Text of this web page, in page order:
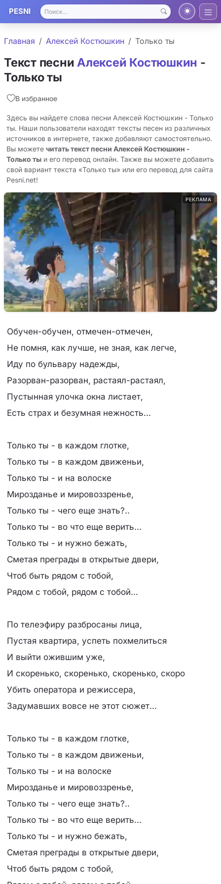
PESNI
Главная Алексей Костюшкин Только ты
Текст песни Алексей Костюшкин -
Только ты
В избранное
Здесь вы найдете слова песни Алексей Костюшкин - Только
ты. Наши пользователи находят тексты песен из различных
источников в интернете, также добавляют самостоятельно.
Вы можете читать текст песни Алексей Костюшкин -
Только ты и его перевод онлайн. Также вы можете добавить
свой вариант текста «Только ты» или его перевод для сайта
Pesni.net!
РЕКЛАМА
Обучен-обучен, отмечен-отмечен,
Не помня, как лучше, не зная, как легче,
Иду по бульвару надежды,
Разорван-разорван, растаял-растаял,
Пустынная улочка окна листает,
Есть страх и безумная нежность...
Только ты - в каждом глотке,
Только ты - в каждом движеньи,
Только ты - и на волоске
Мирозданье и мировоззренье,
Только ты - чего еще знать?..
Только ты - во что еще верить...
Только ты - и нужно бежать,
Сметая преграды в открытые двери,
Чтоб быть рядом с тобой,
Рядом с тобой, рядом с тобой...
По телеэфиру разбросаны лица,
Пустая квартира, успеть похмелиться
И выйти ожившим уже,
И скоренько, скоренько, скоренько, скоро
Убить оператора и режиссера,
Задумавших вовсе не этот сюжет...
Только ты - в каждом глотке,
Только ты - в каждом движеньи,
Только ты - и на волоске
Мирозданье и мировоззренье,
Только ты - чего еще знать?..
Только ты - во что еще верить...
Только ты - и нужно бежать,
Сметая преграды в открытые двери,
Чтоб быть рядом с тобой,